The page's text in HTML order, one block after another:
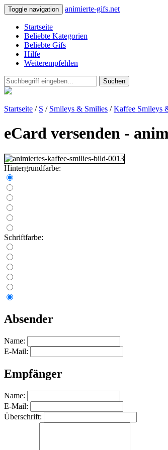
Toggle navigation animierte-gifs.net
Startseite
Beliebte Kategorien
Beliebte Gifs
Hilfe
Weiterempfehlen
Suchen
Startseite / S / Smileys & Smilies /Kaffee Smileys
eCard versenden -
Hintergrundfarbe:
Schriftfarbe:
Absender
Name:
E-Mail:
Empfänger
Name:
E-Mail:
Überschrift: